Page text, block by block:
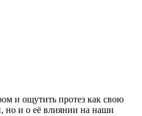
и ощутить протез как свою
но и о её влиянии на наши